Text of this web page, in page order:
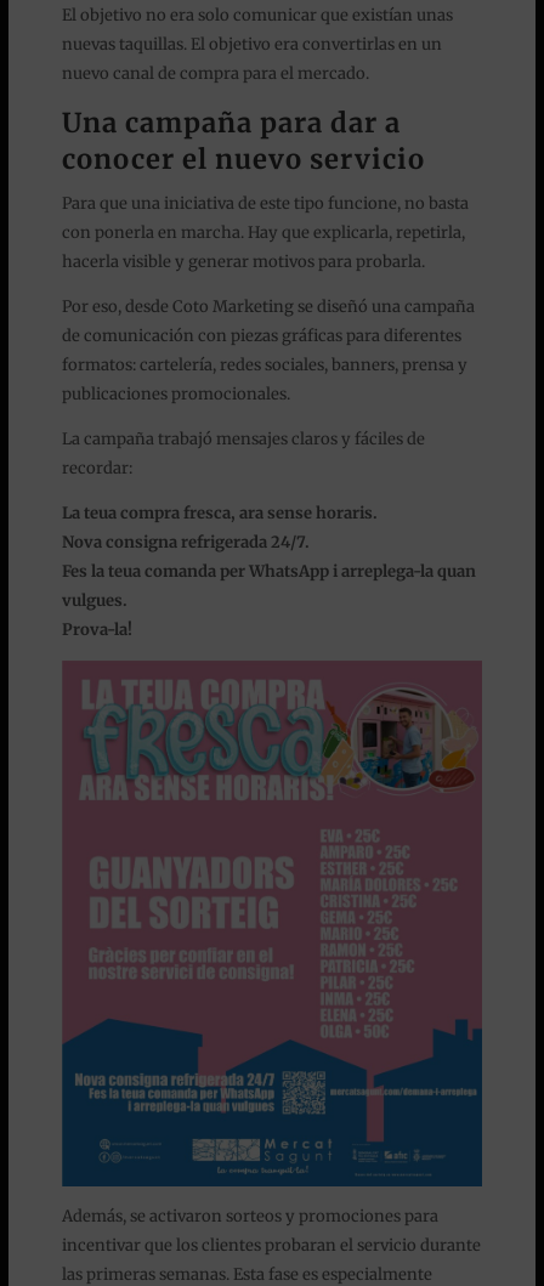
El objetivo no era solo comunicar que existían unas
nuevas taquillas. El objetivo era convertirlas en un
nuevo canal de compra para el mercado.
Una campaña para dar a
conocer el nuevo servicio
Para que una iniciativa de este tipo funcione, no basta
con ponerla en marcha. Hay que explicarla, repetirla,
hacerla visible y generar motivos para probarla.
Por eso, desde Coto Marketing se diseñó una campaña
de comunicación con piezas gráficas para diferentes
formatos: cartelería, redes sociales, banners, prensa y
publicaciones promocionales.
La campaña trabajó mensajes claros y fáciles de
recordar:
La teua compra fresca, ara sense horaris.
Nova consigna refrigerada 24/7.
Fes la teua comanda per WhatsApp i arreplega-la quan
vulgues.
Prova-la!
Además, se activaron sorteos y promociones para
incentivar que los clientes probaran el servicio durante
las primeras semanas. Esta fase es especialmente